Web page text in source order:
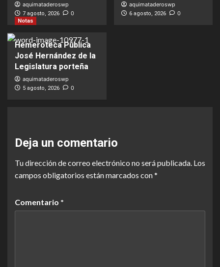
aquimataderoswp
7 agosto, 2026 0
aquimataderoswp
6 agosto, 2026 0
Notas
Hemeroteca Pública
José Hernández de la
Legislatura porteña
aquimataderoswp
5 agosto, 2026 0
Deja un comentario
Tu dirección de correo electrónico no será publicada. Los
campos obligatorios están marcados con*
Comentario *